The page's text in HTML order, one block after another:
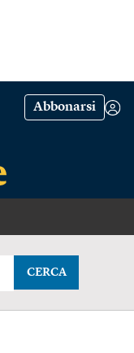
Abbonarsi
CERCA